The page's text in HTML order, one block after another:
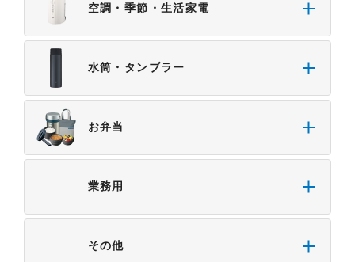
空調・季節・生活家電
水筒・タンブラー
お弁当
業務用
その他